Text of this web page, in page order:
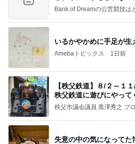
Bank of Dreamの公営競技は
いるかやかめに手足が生
Amebaトピックス 1日前
【秩父鉄道】８/２～１
秩父鉄道に遊びにやって
秩父市議会議員 黒澤秀之 ブ
失意の中の気になってた